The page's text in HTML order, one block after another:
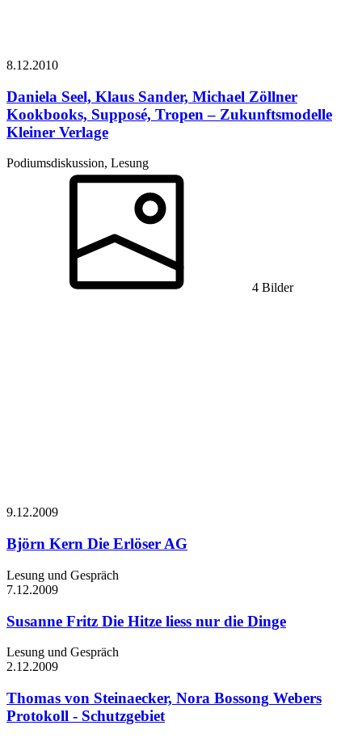
8.12.2010
Daniela Seel, Klaus Sander, Michael Zöllner
Kookbooks, Supposé, Tropen – Zukunftsmodelle
Kleiner Verlage
Podiumsdiskussion, Lesung
4 Bilder
9.12.2009
Björn Kern Die Erlöser AG
Lesung und Gespräch
7.12.2009
Susanne Fritz Die Hitze liess nur die Dinge
Lesung und Gespräch
2.12.2009
Thomas von Steinaecker, Nora Bossong Webers
Protokoll - Schutzgebiet